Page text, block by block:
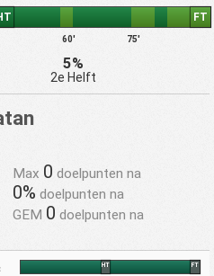
60' 75'
FT
5%
2e Helft
Max 0 doelpunten na
0% doelpunten na
GEM 0 doelpunten na
HT FT